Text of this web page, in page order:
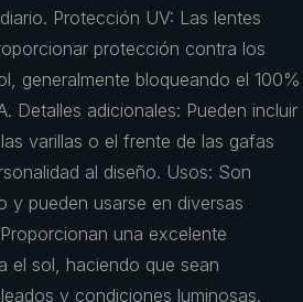
Protección UV: Las lentes
protección contra los
generalmente bloqueando el 100%
Detalles adicionales: Pueden incluir
varillas o el frente de las gafas
al diseño. Usos: Son
y pueden usarse en diversas
una excelente
el sol, haciendo que sean
y condiciones luminosas.